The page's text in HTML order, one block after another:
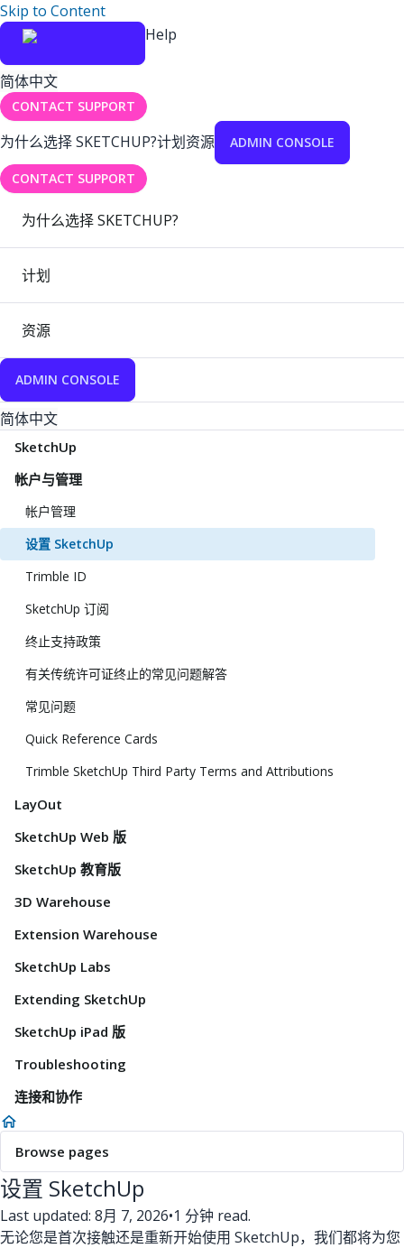
Skip to Content
Help
简体中文
CONTACT SUPPORT
为什么选择 SKETCHUP?计划资源 ADMIN CONSOLE
CONTACT SUPPORT
为什么选择 SKETCHUP?
计划
资源
ADMIN CONSOLE
简体中文
SketchUp
帐户与管理
帐户管理
设置 SketchUp
Trimble ID
SketchUp 订阅
终止支持政策
有关传统许可证终止的常见问题解答
常见问题
Quick Reference Cards
Trimble SketchUp Third Party Terms and Attributions
LayOut
SketchUp Web 版
SketchUp 教育版
3D Warehouse
Extension Warehouse
SketchUp Labs
Extending SketchUp
SketchUp iPad 版
Troubleshooting
连接和协作
Browse pages
设置 SketchUp
Last updated: 8月 7, 2026•1 分钟 read.
无论您是首次接触还是重新开始使用 SketchUp，我们都将为您